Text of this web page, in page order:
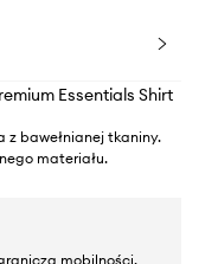
Essentials Shirt
z bawełnianej tkaniny.
materiału.
mobilności.